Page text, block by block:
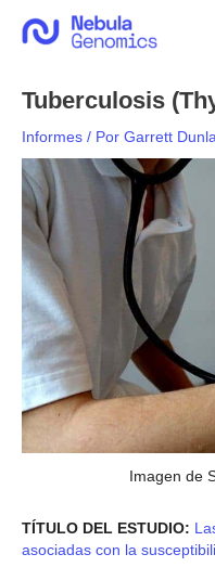
Tuberculosis
Informes / Por Garrett
Imagen de
TÍTULO DEL ESTUDIO:
asociadas con la